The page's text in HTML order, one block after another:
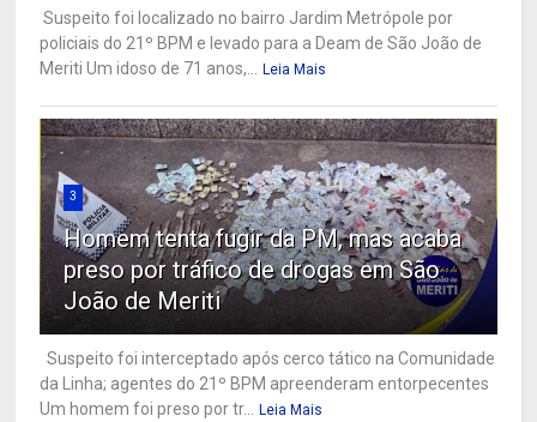
Suspeito foi localizado no bairro Jardim Metrópole por
policiais do 21º BPM e levado para a Deam de São João de
Meriti Um idoso de 71 anos,... Leia Mais
3
Homem tenta fugir da PM, mas acaba
preso por tráfico de drogas em São
João de Meriti
Suspeito foi interceptado após cerco tático na Comunidade
da Linha; agentes do 21º BPM apreenderam entorpecentes
Um homem foi preso por tr... Leia Mais